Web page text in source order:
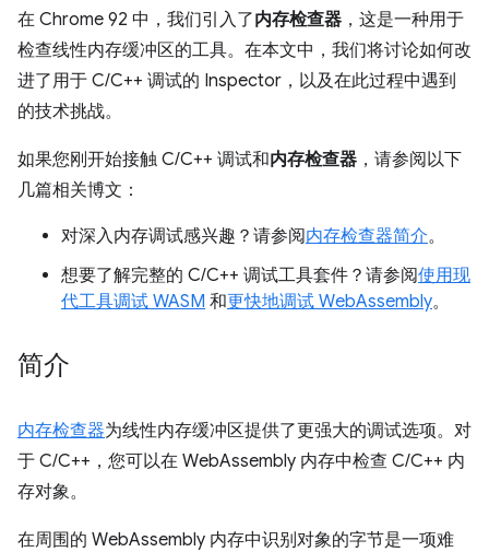
在 Chrome 92 中，我们引入了内存检查器 ，这是一种用于
检查线性内存缓冲区的工具。在本文中，我们将讨论如何改
进了用于 C/C++ 调试的 Inspector，以及在此过程中遇到
的技术挑战。
如果您刚开始接触 C/C++ 调试和内存检查器 ，请参阅以下
几篇相关博文：
对深入内存调试感兴趣？请参阅内存检查器简介。
想要了解完整的 C/C++ 调试工具套件？请参阅使用现
代工具调试 WASM 和更快地调试 WebAssembly。
简介
内存检查器为线性内存缓冲区提供了更强大的调试选项。对
于 C/C++，您可以在 WebAssembly 内存中检查 C/C++ 内
存对象。
在周围的 WebAssembly 内存中识别对象的字节是一项难